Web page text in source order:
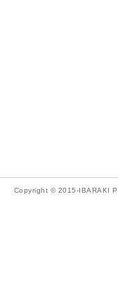
Copyright © 2015-IBARAKI